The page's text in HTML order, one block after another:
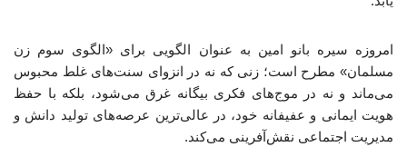
امروزه سیره بانو امین به عنوان الگویی برای «الگوی سوم زن
مسلمان» مطرح است؛ زنی که نه در انزوای سنت‌های غلط محبوس
می‌ماند و نه در موج‌های فکری بیگانه غرق می‌شود، بلکه با حفظ
هویت ایمانی و عفیفانه خود، در عالی‌ترین عرصه‌های تولید دانش و
مدیریت اجتماعی نقش‌آفرینی می‌کند.